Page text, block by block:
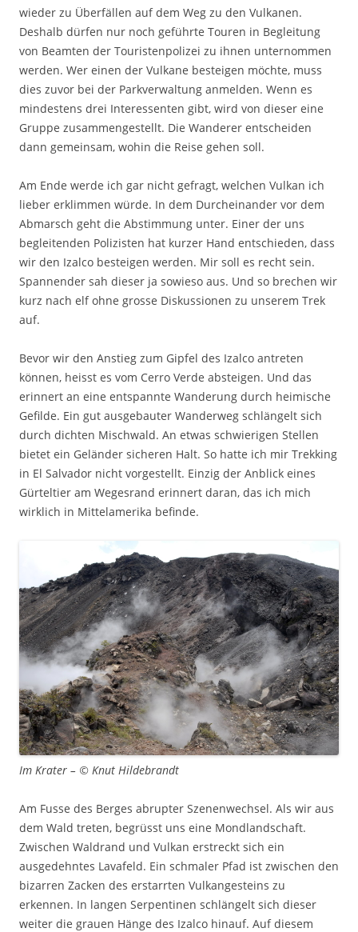
wieder zu Überfällen auf dem Weg zu den Vulkanen.
Deshalb dürfen nur noch geführte Touren in Begleitung
von Beamten der Touristenpolizei zu ihnen unternommen
werden. Wer einen der Vulkane besteigen möchte, muss
dies zuvor bei der Parkverwaltung anmelden. Wenn es
mindestens drei Interessenten gibt, wird von dieser eine
Gruppe zusammengestellt. Die Wanderer entscheiden
dann gemeinsam, wohin die Reise gehen soll.
Am Ende werde ich gar nicht gefragt, welchen Vulkan ich
lieber erklimmen würde. In dem Durcheinander vor dem
Abmarsch geht die Abstimmung unter. Einer der uns
begleitenden Polizisten hat kurzer Hand entschieden, dass
wir den Izalco besteigen werden. Mir soll es recht sein.
Spannender sah dieser ja sowieso aus. Und so brechen wir
kurz nach elf ohne grosse Diskussionen zu unserem Trek
auf.
Bevor wir den Anstieg zum Gipfel des Izalco antreten
können, heisst es vom Cerro Verde absteigen. Und das
erinnert an eine entspannte Wanderung durch heimische
Gefilde. Ein gut ausgebauter Wanderweg schlängelt sich
durch dichten Mischwald. An etwas schwierigen Stellen
bietet ein Geländer sicheren Halt. So hatte ich mir Trekking
in El Salvador nicht vorgestellt. Einzig der Anblick eines
Gürteltier am Wegesrand erinnert daran, das ich mich
wirklich in Mittelamerika befinde.
Im Krater – © Knut Hildebrandt
Am Fusse des Berges abrupter Szenenwechsel. Als wir aus
dem Wald treten, begrüsst uns eine Mondlandschaft.
Zwischen Waldrand und Vulkan erstreckt sich ein
ausgedehntes Lavafeld. Ein schmaler Pfad ist zwischen den
bizarren Zacken des erstarrten Vulkangesteins zu
erkennen. In langen Serpentinen schlängelt sich dieser
weiter die grauen Hänge des Izalco hinauf. Auf diesem